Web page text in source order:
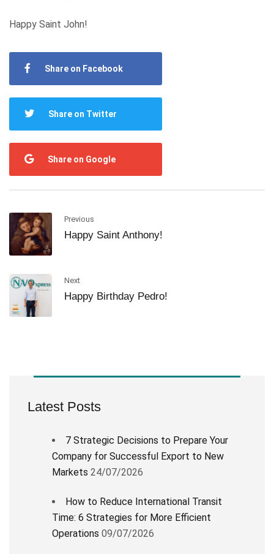
Happy Saint John!
Share on Facebook
Share on Twitter
Share on Google
Previous
Happy Saint Anthony!
Next
Happy Birthday Pedro!
Latest Posts
7 Strategic Decisions to Prepare Your
Company for Successful Export to New
Markets 24/07/2026
How to Reduce International Transit
Time: 6 Strategies for More Efficient
Operations 09/07/2026